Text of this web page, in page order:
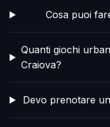
Cosa puoi
Quanti giochi
Craiova?
Devo prenotare